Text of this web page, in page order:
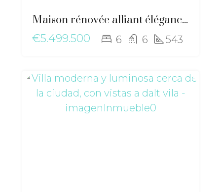
Maison rénovée alliant élégance moderne et essence méditerranéenne près de Sant Josep – ma-2511
€5.499.500
6 6 543